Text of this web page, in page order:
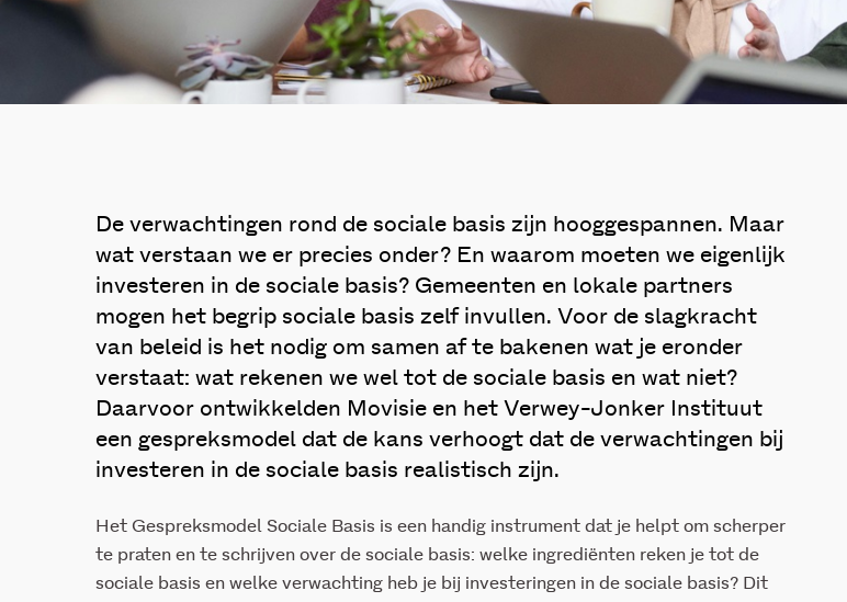
De verwachtingen rond de sociale basis zijn hooggespannen. Maar
wat verstaan we er precies onder? En waarom moeten we eigenlijk
investeren in de sociale basis? Gemeenten en lokale partners
mogen het begrip sociale basis zelf invullen. Voor de slagkracht
van beleid is het nodig om samen af te bakenen wat je eronder
verstaat: wat rekenen we wel tot de sociale basis en wat niet?
Daarvoor ontwikkelden Movisie en het Verwey-Jonker Instituut
een gespreksmodel dat de kans verhoogt dat de verwachtingen bij
investeren in de sociale basis realistisch zijn.
Het Gespreksmodel Sociale Basis is een handig instrument dat je helpt om scherper
te praten en te schrijven over de sociale basis: welke ingrediënten reken je tot de
sociale basis en welke verwachting heb je bij investeringen in de sociale basis? Dit